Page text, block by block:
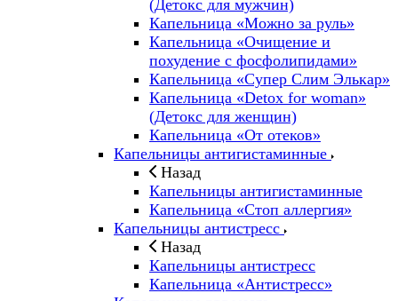
(Детокс для мужчин)
Капельница «Можно за руль»
Капельница «Очищение и
похудение с фосфолипидами»
Капельница «Супер Слим Элькар»
Капельница «Detox for woman»
(Детокс для женщин)
Капельница «От отеков»
Капельницы антигистаминные
Назад
Капельницы антигистаминные
Капельница «Стоп аллергия»
Капельницы антистресс
Назад
Капельницы антистресс
Капельница «Антистресс»